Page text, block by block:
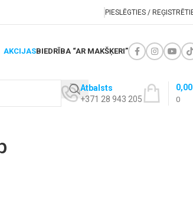
PIESLĒGTIES /
AKCIJASBIEDRĪBA “AR MAKŠĶERI”
Atbalsts
+371 28 943 205
0